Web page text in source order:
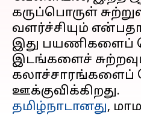
கருப்பொருள்
வளர்ச்சியும்
இது பயணிகளைப்
இடங்களைச்
கலாச்சாரங்களைப்
தமிழ்நாடானது,